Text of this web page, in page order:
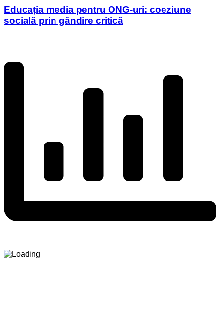
Educația media pentru ONG-uri: coeziune
socială prin gândire critică